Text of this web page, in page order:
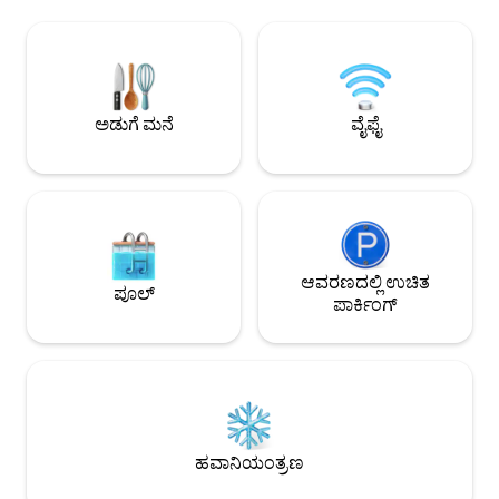
ಗೆಸ್ಟ್‌ಗಳಿಗೆ ಅವಕಾಶ ನೀಡುತ್ತದೆ. ಗ್ಯಾಲರಿ ಮತ್ತು
ಅಪಾರ್ಟ್‌ಮೆಂಟ್ ಕಲಾವಿದರ ಒಡೆತನದಲ್ಲಿದೆ, ಅವರು
ತಮ್ಮ ಕೆಲಸವನ್ನು ತೋರಿಸಲು ಸ್ಥಳವನ್ನು
ವಿನ್ಯಾಸಗೊಳಿಸಿದ್ದಾರೆ. ಗೆಸ್ಟ್‌ಗಳು ಇಡೀ ಗ್ಯಾಲರಿಗೆ
ಅಡುಗೆಮನೆ, ಲಾಫ್ಟ್ ಸ್ಟೈಲ್ ಬಾತ್‌ಟಬ್ ಹೊಂದಿರುವ
ಸೇರಿದಂತೆ ಗ್ಯಾಲರಿಗೆ ಬದ್ಧವಾಗಿರುವ ಖಾಸಗಿ
ಅಪಾರ್ಟ್‌ಮೆಂಟ್ ಮಾತ್ರ. ಇತರ ಮಲಗುವ
ಪ್ರದೇಶವನ್ನು ಚಲಿಸಬಲ್ಲ ಗೋಡೆಗಳಿಂದ
ಬೇರ್ಪಡಿಸಬಹುದು ಮತ್ತು ಶವರ್ ಮತ್ತು
ಹೊಂದಿದೆ. ಗೆಸ್ಟ್‌ಗಳು ರಾತ್ರಿ 10 ರವರೆಗೆ ಹಿಂಭಾಗದ
ಅವರನ್ನು ಸುತ್ತಲೂ ತೋರಿಸುವುದು ಮತ್ತು ಬರ್ಲಿನ್‌ನಲ್ಲಿ
ಪ್ರಾರಂಭಿಸಲು ಅವರಿಗೆ ಸಹಾಯ ಮಾಡುವುದು ನಮ್ಮ
ವಾಸಿಸುತ್ತಿರುವುದರಿಂದ ವಾಸ್ತವ್ಯದ ಸಮಯದಲ್ಲಿ
ಘಟಕದ ಉದ್ದಕ್ಕೂ
Gbit/s ಫೈಬರ್-
ಪ್ರೊಫೆಷನಲ್ CO2-
ಅಡುಗೆ ಮನೆ ವೈಫೈ
ಪೂಲ್
ಆವರಣದಲ್ಲಿ ಉಚಿತ
ಪಾರ್ಕಿಂಗ್
ಹವಾನಿಯಂತ್ರಣ